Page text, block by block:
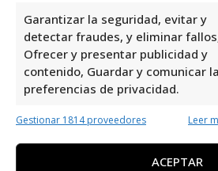
Garantizar la seguridad, evitar y
detectar fraudes, y eliminar
Ofrecer y presentar publicidad y
contenido, Guardar y comunicar
preferencias de privacidad.
Gestionar 1814 proveedores Leer
ACEPTAR
Dehesa de Campoamor,
una excelente opción para
bicicletas. Con una
5,0 basada en 29 reseñas,
compromiso con la calidad y
cliente. Su reputación
convierte en una opción
recomendada para explorar